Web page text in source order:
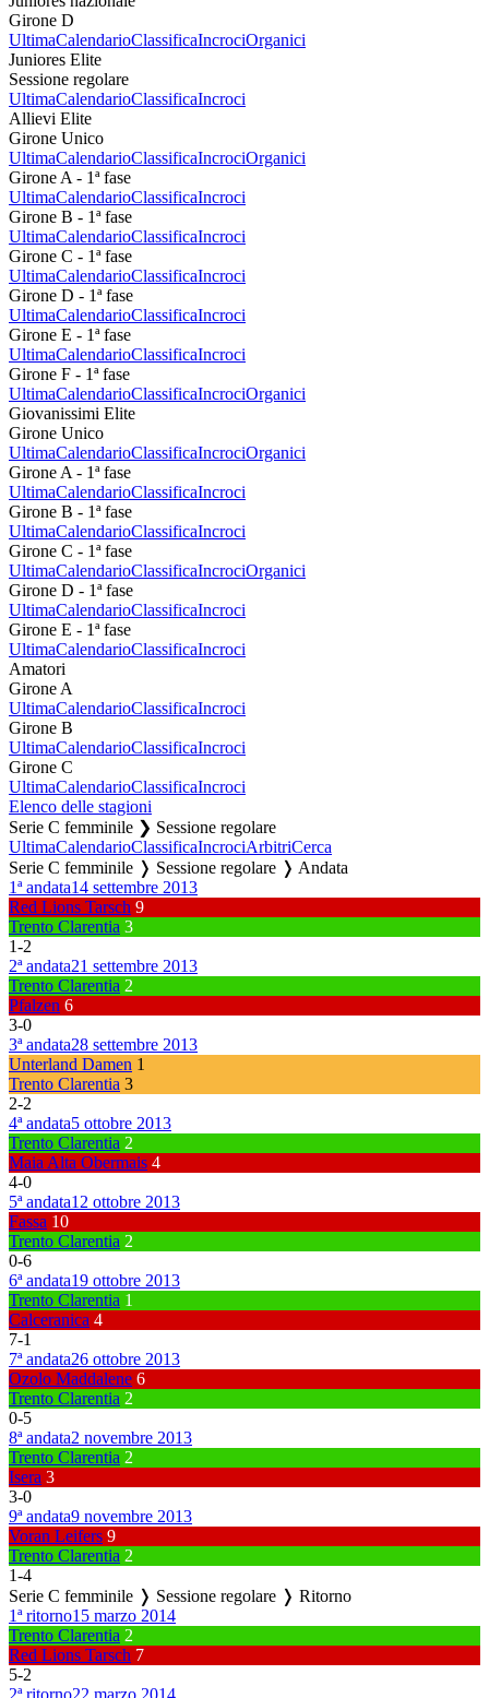
Girone D
UltimaCalendarioClassificaIncrociOrganici
Juniores Elite
Sessione regolare
UltimaCalendarioClassificaIncroci
Allievi Elite
Girone Unico
UltimaCalendarioClassificaIncrociOrganici
Girone A - 1ª fase
UltimaCalendarioClassificaIncroci
Girone B - 1ª fase
UltimaCalendarioClassificaIncroci
Girone C - 1ª fase
UltimaCalendarioClassificaIncroci
Girone D - 1ª fase
UltimaCalendarioClassificaIncroci
Girone E - 1ª fase
UltimaCalendarioClassificaIncroci
Girone F - 1ª fase
UltimaCalendarioClassificaIncrociOrganici
Giovanissimi Elite
Girone Unico
UltimaCalendarioClassificaIncrociOrganici
Girone A - 1ª fase
UltimaCalendarioClassificaIncroci
Girone B - 1ª fase
UltimaCalendarioClassificaIncroci
Girone C - 1ª fase
UltimaCalendarioClassificaIncrociOrganici
Girone D - 1ª fase
UltimaCalendarioClassificaIncroci
Girone E - 1ª fase
UltimaCalendarioClassificaIncroci
Amatori
Girone A
UltimaCalendarioClassificaIncroci
Girone B
UltimaCalendarioClassificaIncroci
Girone C
UltimaCalendarioClassificaIncroci
Elenco delle stagioni
Serie C femminile ❯ Sessione regolare
UltimaCalendarioClassificaIncrociArbitriCerca
Serie C femminile ❭ Sessione regolare ❭ Andata
1ª andata14 settembre 2013
Red Lions Tarsch 9
Trento Clarentia 3
1-2
2ª andata21 settembre 2013
Trento Clarentia 2
Pfalzen 6
3-0
3ª andata28 settembre 2013
Unterland Damen 1
Trento Clarentia 3
2-2
4ª andata5 ottobre 2013
Trento Clarentia 2
Maia Alta Obermais 4
4-0
5ª andata12 ottobre 2013
Fassa 10
Trento Clarentia 2
0-6
6ª andata19 ottobre 2013
Trento Clarentia 1
Calceranica 4
7-1
7ª andata26 ottobre 2013
Ozolo Maddalene 6
Trento Clarentia 2
0-5
8ª andata2 novembre 2013
Trento Clarentia 2
Isera 3
3-0
9ª andata9 novembre 2013
Voran Leifers 9
Trento Clarentia 2
1-4
Serie C femminile ❭ Sessione regolare ❭ Ritorno
1ª ritorno15 marzo 2014
Trento Clarentia 2
Red Lions Tarsch 7
5-2
2ª ritorno22 marzo 2014